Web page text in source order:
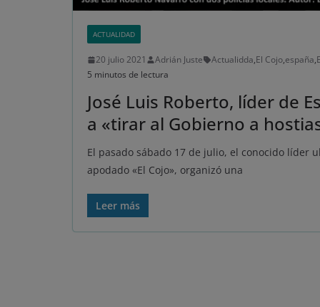
ACTUALIDAD
20 julio 2021 Adrián Juste Actualidda,El Cojo,españa,
5 minutos de lectura
José Luis Roberto, líder de
a «tirar al Gobierno a
El pasado sábado 17 de julio, el conocido líder
apodado «El Cojo», organizó una
Leer más